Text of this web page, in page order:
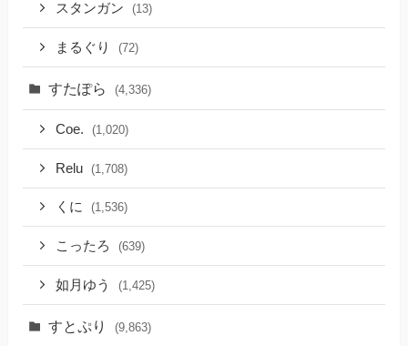
スタンガン (13)
まるぐり (72)
すたぽら (4,336)
Coe. (1,020)
Relu (1,708)
くに (1,536)
こったろ (639)
如月ゆう (1,425)
すとぷり (9,863)